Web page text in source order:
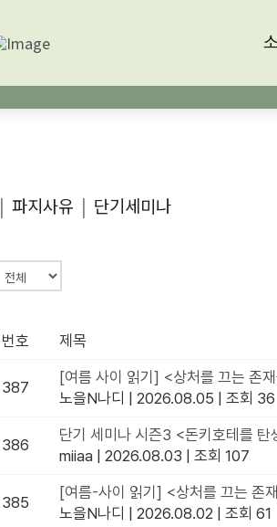
| 파지사유 | 단기세미나
번호 제목
387
[여름 사이 읽기] <상처를 끄는 존
노을N나디 | 2026.08.05 | 조회 36
386
단기 세미나 시즌3 <돈키호테를 탄
miiaa | 2026.08.03 | 조회 107
385
[여름-사이 읽기] <상처를 끄는 존
노을N나디 | 2026.08.02 | 조회 61